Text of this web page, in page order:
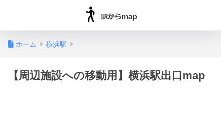
ホーム 横浜駅
【周辺施設への移動用】横浜駅出口map